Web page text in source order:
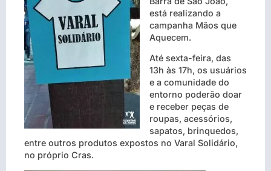
está realizando a
campanha Mãos que
Aquecem.
Até sexta-feira, das
13h às 17h, os usuários
e a comunidade do
entorno poderão doar
e receber peças de
roupas, acessórios,
sapatos, brinquedos,
entre outros produtos expostos no Varal Solidário,
no próprio Cras.